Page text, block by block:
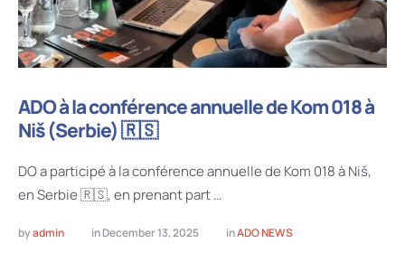
ADO à la conférence annuelle de Kom 018 à
Niš (Serbie) 🇷🇸
DO a participé à la conférence annuelle de Kom 018 à Niš,
en Serbie 🇷🇸, en prenant part …
by admin in December 13, 2025 in ADO NEWS